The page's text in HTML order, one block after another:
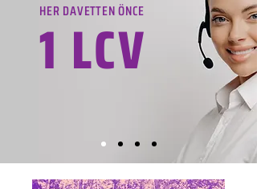
HER DAVETTEN ÖNCE
1 LCV